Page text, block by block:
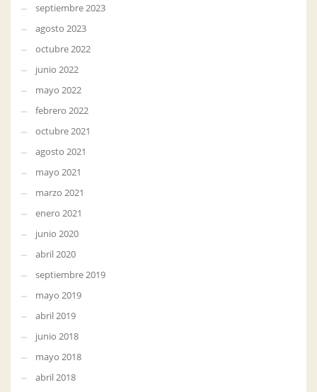
septiembre 2023
agosto 2023
octubre 2022
junio 2022
mayo 2022
febrero 2022
octubre 2021
agosto 2021
mayo 2021
marzo 2021
enero 2021
junio 2020
abril 2020
septiembre 2019
mayo 2019
abril 2019
junio 2018
mayo 2018
abril 2018